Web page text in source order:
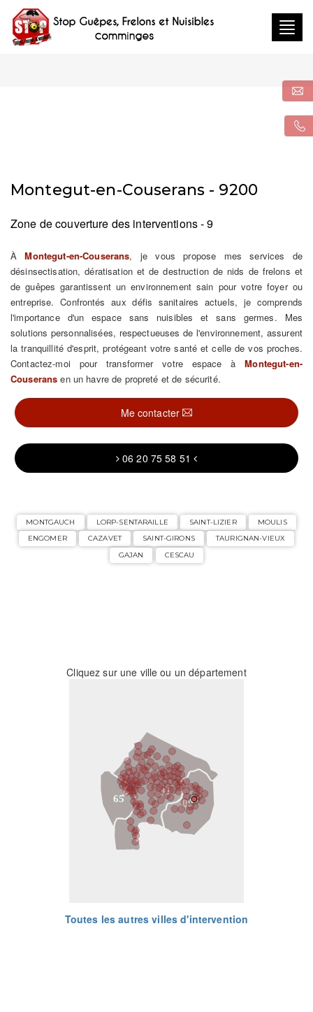
Montegut-en-Couserans - 9200
Zone de couverture des interventions - 9
ÀMontegut-en-Couserans, je vous propose mes services de
désinsectisation, dératisation et de destruction de nids de frelons et
de guêpes garantissent un environnement sain pour votre foyer ou
entreprise. Confrontés aux défis sanitaires actuels, je comprends
l'importance d'un espace sans nuisibles et sans germes. Mes
solutions personnalisées, respectueuses de l'environnement, assurent
la tranquillité d'esprit, protégeant votre santé et celle de vos proches.
Contactez-moi pour transformer votre espace àMontegut-en-
Couserans en un havre de propreté et de sécurité.
Me contacter
06 20 75 58 51
MONTGAUCH LORP-SENTARAILLE SAINT-LIZIER
MOULIS
ENGOMER
CAZAVET SAINT-GIRONS
TAURIGNAN-VIEUX
GAJAN
CESCAU
Cliquez sur une ville ou un département
31
09
65
Toutes les autres villes d'intervention